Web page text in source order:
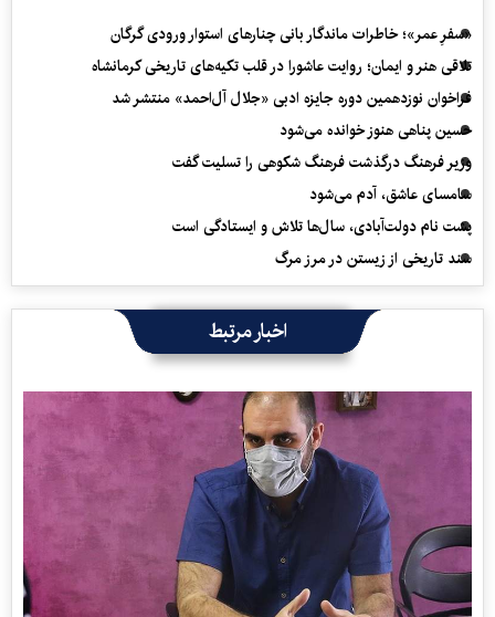
«سفرِ عمر»؛ خاطرات ماندگار بانی چنارهای استوار ورودی گرگان
تلاقی هنر و ایمان؛ روایت عاشورا در قلب تکیه‌های تاریخی کرمانشاه
فراخوان نوزدهمین دوره جایزه ادبی «جلال آل‌احمد» منتشر شد
حسین پناهی هنوز خوانده می‌شود
وزیر فرهنگ درگذشت فرهنگ شکوهی را تسلیت گفت
سامسای عاشق، آدم می‌شود
پشت نام دولت‌آبادی، سال‌ها تلاش و ایستادگی است
سند تاریخی از زیستن در مرز مرگ
اخبار مرتبط